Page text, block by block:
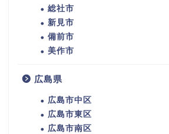
総社市
新見市
備前市
美作市
広島県
広島市中区
広島市東区
広島市南区